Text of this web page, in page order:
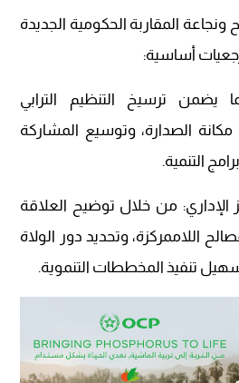
المقاربة الحكومية الجديدة
أساسية:
يضمن ترسيخ التنظيم الترابي
مكانة الصدارة، وتوسيع المشاركة
التنمية.
الإداري: من خلال توضيح العلاقة
اللاممركزة، وتحديد دور الولاة
تنفيذ المخططات التنموية.